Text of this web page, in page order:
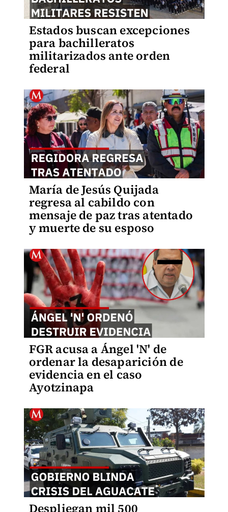
Estados buscan excepciones
para bachilleratos
militarizados ante orden
federal
María de Jesús Quijada
regresa al cabildo con
mensaje de paz tras atentado
y muerte de su esposo
FGR acusa a Ángel 'N' de
ordenar la desaparición de
evidencia en el caso
Ayotzinapa
Despliegan mil 500